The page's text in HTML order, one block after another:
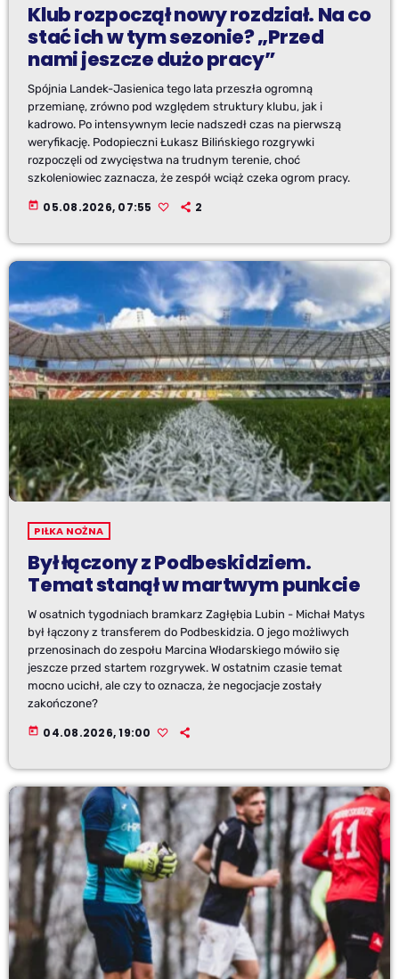
Klub rozpoczął nowy rozdział. Na co
stać ich w tym sezonie? „Przed
nami jeszcze dużo pracy”
Spójnia Landek-Jasienica tego lata przeszła ogromną
przemianę, zrówno pod względem struktury klubu, jak i
kadrowo. Po intensywnym lecie nadszedł czas na pierwszą
weryfikację. Podopieczni Łukasz Bilińskiego rozgrywki
rozpoczęli od zwycięstwa na trudnym terenie, choć
szkoleniowiec zaznacza, że zespół wciąż czeka ogrom pracy.
today 05.08.2026, 07:55 2
PIŁKA NOŻNA
Był łączony z Podbeskidziem.
Temat stanął w martwym punkcie
W osatnich tygodniach bramkarz Zagłębia Lubin - Michał Matys
był łączony z transferem do Podbeskidzia. O jego możliwych
przenosinach do zespołu Marcina Włodarskiego mówiło się
jeszcze przed startem rozgrywek. W ostatnim czasie temat
mocno ucichł, ale czy to oznacza, że negocjacje zostały
zakończone?
today 04.08.2026, 19:00